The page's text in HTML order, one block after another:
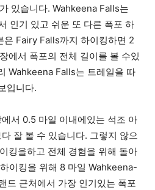
있습니다. Wahkeena Falls는
인기 있고 쉬운 또 다른 폭포 하
은 Fairy Falls까지 하이킹하면 2
에서 폭포의 전체 길이를 볼 수있
Wahkeena Falls는 트레일을 따
입니다.
서 0.5 마일 이내에있는 석조 아
잘 볼 수 있습니다. 그렇지 않으
킹을하고 전체 경험을 위해 돌아
이킹을 위해 8 마일 Wahkeena-
드 근처에서 가장 인기있는 폭포